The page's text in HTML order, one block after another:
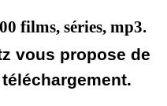
films, séries, mp3.
vous propose de